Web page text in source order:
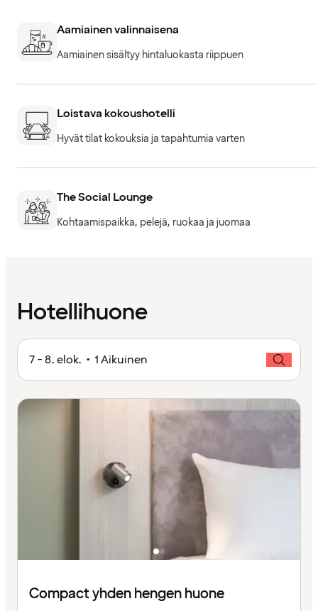
Aamiainen valinnaisena
Aamiainen sisältyy hintaluokasta riippuen
Loistava kokoushotelli
Hyvät tilat kokouksia ja tapahtumia varten
The Social Lounge
Kohtaamispaikka, pelejä, ruokaa ja juomaa
Hotellihuone
7 - 8. elok. • 1 Aikuinen
Compact yhden hengen huone